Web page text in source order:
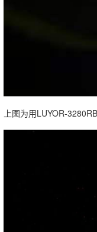
上图为用LUYOR-